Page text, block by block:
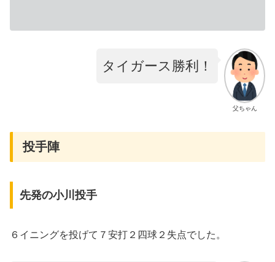
父ちゃん
タイガース勝利！
投手陣
先発の小川投手
６イニングを投げて７安打２四球２失点でした。